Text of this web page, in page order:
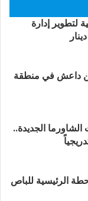
لتطوير إدارة
داعش في منطقة
الجديدة..
الرئيسية للباص